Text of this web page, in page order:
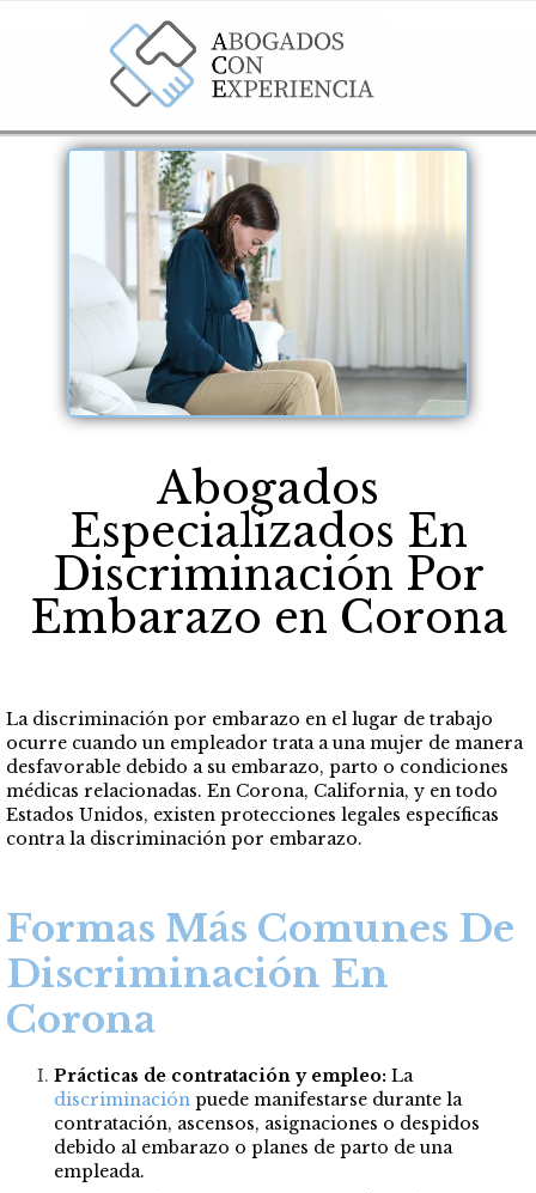
Abogados
Especializados En
Discriminación Por
Embarazo en Corona
La discriminación por embarazo en el lugar de trabajo
ocurre cuando un empleador trata a una mujer de manera
desfavorable debido a su embarazo, parto o condiciones
médicas relacionadas. En Corona, California, y en todo
Estados Unidos, existen protecciones legales específicas
contra la discriminación por embarazo.
Formas Más Comunes De
Discriminación En
Corona
Prácticas de contratación y empleo: La
discriminación puede manifestarse durante la
contratación, ascensos, asignaciones o despidos
debido al embarazo o planes de parto de una
empleada.